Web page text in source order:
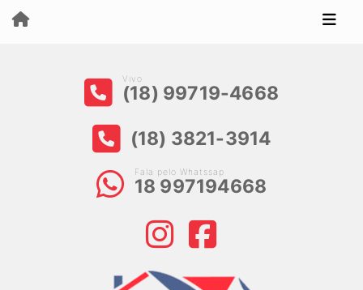
Vivo
(18) 99719-4668
(18) 3821-3914
Fala pelo Whatssap
18 997194668